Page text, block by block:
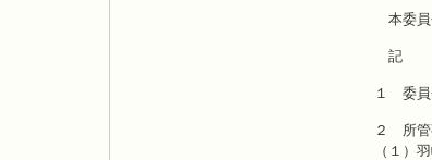
本委員
記
１ 委員
２ 所管
（１）